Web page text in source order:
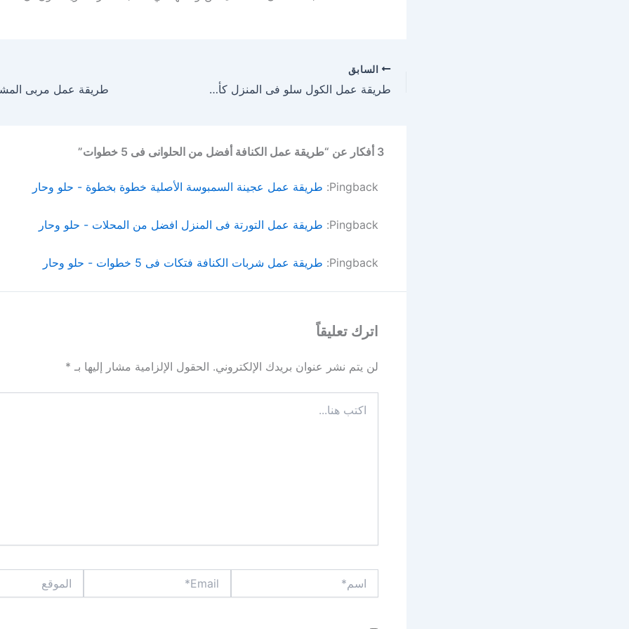
السابق
طريقة عمل الكول سلو فى المنزل كأفضل شيف
3 أفكار عن “طريقة عمل الكنافة أفضل من الحلوانى فى 5 خطوات”
Pingback: طريقة عمل عجينة السمبوسة الأصلية خطوة بخطوة - حلو وحار
Pingback: طريقة عمل التورتة فى المنزل افضل من المحلات - حلو وحار
Pingback: طريقة عمل شربات الكنافة فتكات فى 5 خطوات - حلو وحار
اترك تعليقاً
لن يتم نشر عنوان بريدك الإلكتروني. الحقول الإلزامية مشار إليها بـ *
هنا...